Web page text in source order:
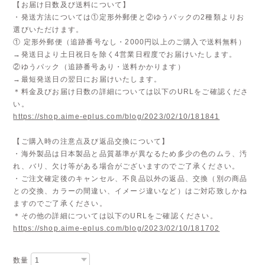
【お届け日数及び送料について】
・発送方法については①定形外郵便と②ゆうパックの2種類よりお
選びいただけます。
① 定形外郵便（追跡番号なし・2000円以上のご購入で送料無料）
→発送日より土日祝日を除く4営業日程度でお届けいたします。
②ゆうパック（追跡番号あり・送料かかります）
→最短発送日の翌日にお届けいたします。
＊料金及びお届け日数の詳細については以下のURLをご確認くださ
い。
https://shop.aime-eplus.com/blog/2023/02/10/181841
【ご購入時の注意点及び返品交換について】
・海外製品は日本製品と品質基準が異なるため多少の色のムラ、汚
れ、バリ、欠け等がある場合がございますのでご了承ください。
・ご注文確定後のキャンセル、不良品以外の返品、交換（別の商品
との交換、カラーの間違い、イメージ違いなど）はご対応致しかね
ますのでご了承ください。
＊その他の詳細については以下のURLをご確認ください。
https://shop.aime-eplus.com/blog/2023/02/10/181702
数量